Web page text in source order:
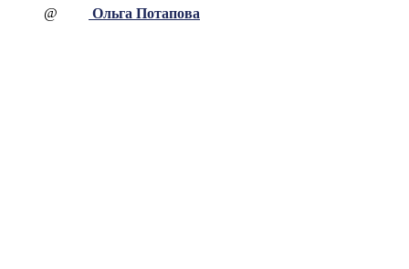
@ Ольга Потапова